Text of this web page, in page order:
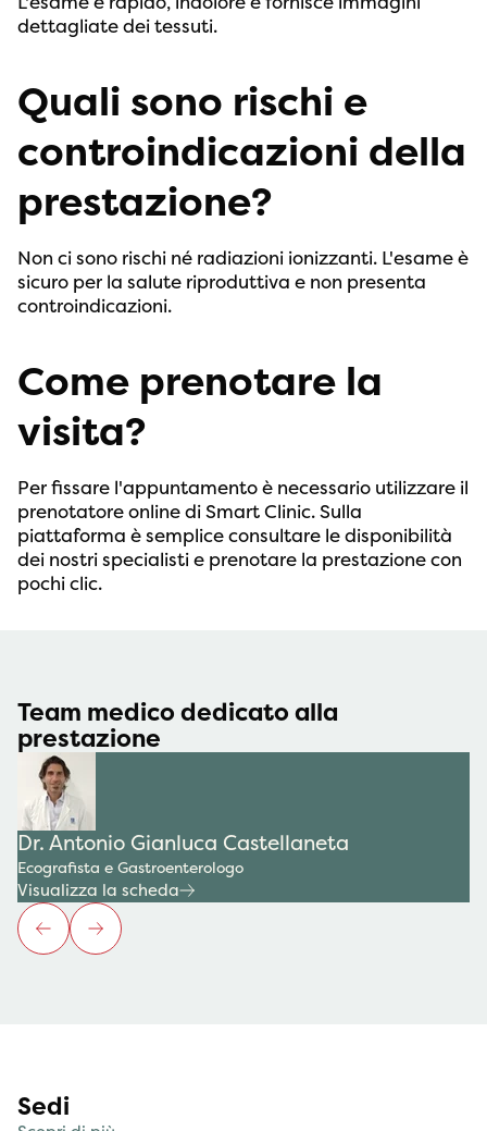
dettagliate dei tessuti.
Quali sono rischi e
controindicazioni della
prestazione?
Non ci sono rischi né radiazioni ionizzanti. L'esame è
sicuro per la salute riproduttiva e non presenta
controindicazioni.
Come prenotare la
visita?
Per fissare l'appuntamento è necessario utilizzare il
prenotatore online di Smart Clinic. Sulla
piattaforma è semplice consultare le disponibilità
dei nostri specialisti e prenotare la prestazione con
pochi clic.
Team medico dedicato alla
prestazione
Dr. Antonio Gianluca Castellaneta
Ecografista e Gastroenterologo
Visualizza la scheda
Sedi